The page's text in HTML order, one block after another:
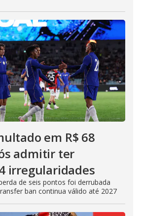
em R$ 68
admitir ter
irregularidades
de seis pontos foi derrubada
ban continua válido até 2027